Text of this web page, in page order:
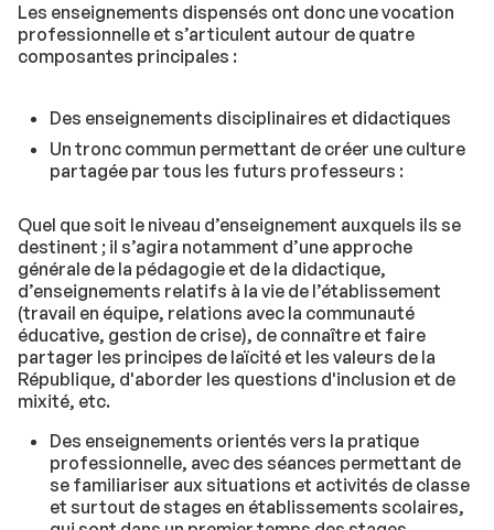
Les enseignements dispensés ont donc une vocation
professionnelle et s’articulent autour de quatre
composantes principales :
Des enseignements disciplinaires et didactiques
Un tronc commun permettant de créer une culture
partagée par tous les futurs professeurs :
Quel que soit le niveau d’enseignement auxquels ils se
destinent ; il s’agira notamment d’une approche
générale de la pédagogie et de la didactique,
d’enseignements relatifs à la vie de l’établissement
(travail en équipe, relations avec la communauté
éducative, gestion de crise), de connaître et faire
partager les principes de laïcité et les valeurs de la
République, d'aborder les questions d'inclusion et de
mixité, etc.
Des enseignements orientés vers la pratique
professionnelle, avec des séances permettant de
se familiariser aux situations et activités de classe
et surtout de stages en établissements scolaires,